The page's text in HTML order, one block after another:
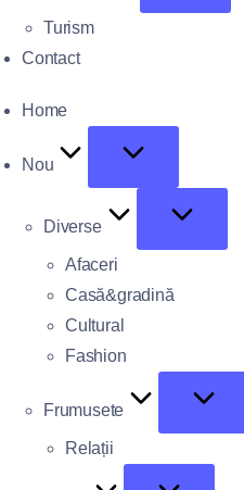
Turism
Contact
Home
Nou
Diverse
Afaceri
Casă&gradină
Cultural
Fashion
Frumusete
Relații